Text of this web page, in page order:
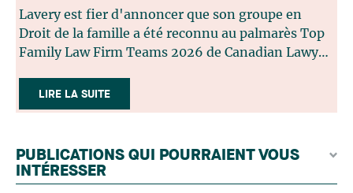
Lavery est fier d'annoncer que son groupe en
Droit de la famille a été reconnu au palmarès Top
Family Law Firm Teams 2026 de Canadian Lawyer.
sélection rigoureux, fondé sur des nominations
issues du lectorat, d'associations juridiques et de
par un jury indépendant composé de praticiens
chevronnés en droit de la famille provenant de
l'ensemble du Canada. Cette distinction
LIRE LA SUITE
PUBLICATIONS QUI POURRAIENT VOUS
INTÉRESSER